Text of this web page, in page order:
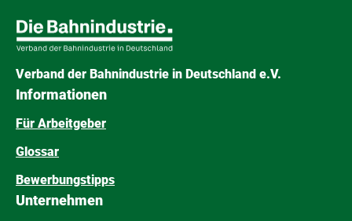
Verband der Bahnindustrie in Deutschland e.V.
Informationen
Für Arbeitgeber
Glossar
Bewerbungstipps
Unternehmen